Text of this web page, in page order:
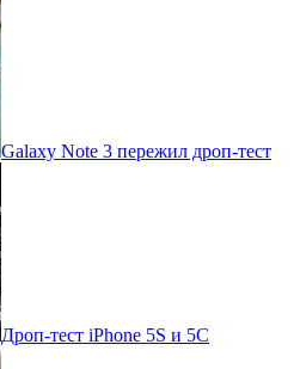
Galaxy Note 3 пережил дроп-тест
Дроп-тест iPhone 5S и 5С